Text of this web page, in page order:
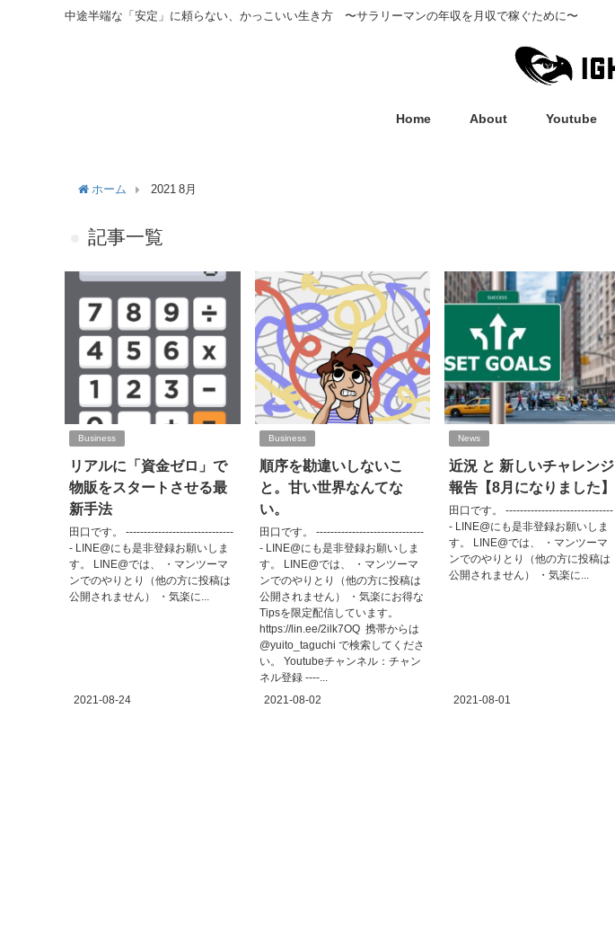
中途半端な「安定」に頼らない、かっこいい生き方 〜サラリーマンの年収を月収で稼ぐために〜
Home About Youtube
ホーム 2021 8月
記事一覧
Business
リアルに「資金ゼロ」で
物販をスタートさせる最
新手法
田口です。 ------------------------------
- LINE@にも是非登録お願いしま
す。 LINE@では、 ・マンツーマ
ンでのやりとり（他の方に投稿は
公開されません） ・気楽に...
2021-08-24
Business
順序を勘違いしないこ
と。甘い世界なんてな
い。
田口です。 ------------------------------
- LINE@にも是非登録お願いしま
す。 LINE@では、 ・マンツーマ
ンでのやりとり（他の方に投稿は
公開されません） ・気楽にお得な
Tipsを限定配信しています。
https://lin.ee/2ilk7OQ 携帯からは
@yuito_taguchi で検索してくださ
い。 Youtubeチャンネル：チャン
ネル登録 ----...
2021-08-02
News
近況 と 新しいチャレンジ
報告【8月になりました】
田口です。 ------------------------------
- LINE@にも是非登録お願いしま
す。 LINE@では、 ・マンツーマ
ンでのやりとり（他の方に投稿は
公開されません） ・気楽に...
2021-08-01